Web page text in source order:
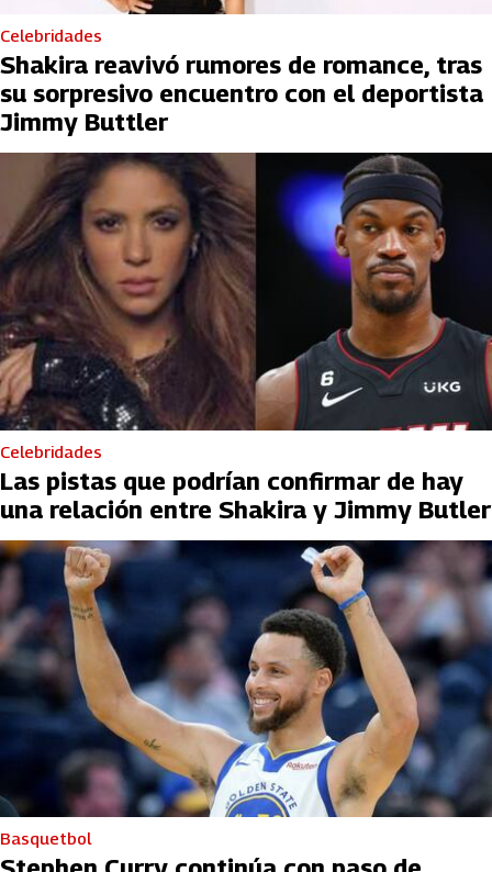
Celebridades
Shakira reavivó rumores de romance, tras
su sorpresivo encuentro con el deportista
Jimmy Buttler
Celebridades
Las pistas que podrían confirmar de hay
una relación entre Shakira y Jimmy Butler
Basquetbol